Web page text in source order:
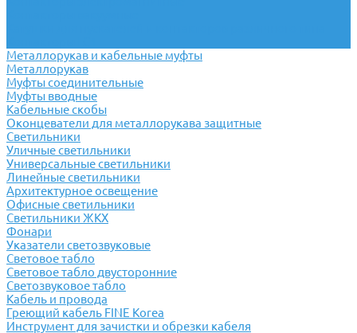
Металлорукав и кабельные муфты
Металлорукав
Муфты соединительные
Муфты вводные
Кабельные скобы
Оконцеватели для металлорукава защитные
Светильники
Уличные светильники
Универсальные светильники
Линейные светильники
Архитектурное освещение
Офисные светильники
Светильники ЖКХ
Фонари
Указатели светозвуковые
Световое табло
Световое табло двусторонние
Светозвуковое табло
Кабель и провода
Греющий кабель FINE Korea
Инструмент для зачистки и обрезки кабеля